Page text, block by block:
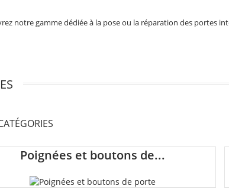
notre gamme dédiée à la pose ou la réparation des portes
Poignées et boutons de...